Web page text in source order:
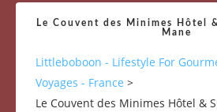
Le Couvent des Minimes Hôtel
Mane
Littleboboon - Lifestyle For
Voyages - France >
Le Couvent des Minimes Hôtel &